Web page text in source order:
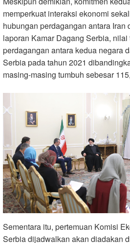
memperkuat interaksi ekonomi
hubungan perdagangan antara Iran
laporan Kamar Dagang Serbia, nilai
perdagangan antara kedua negara
Serbia pada tahun 2021
masing-masing tumbuh sebesar
Sementara itu, pertemuan Komisi
Serbia dijadwalkan akan diadakan